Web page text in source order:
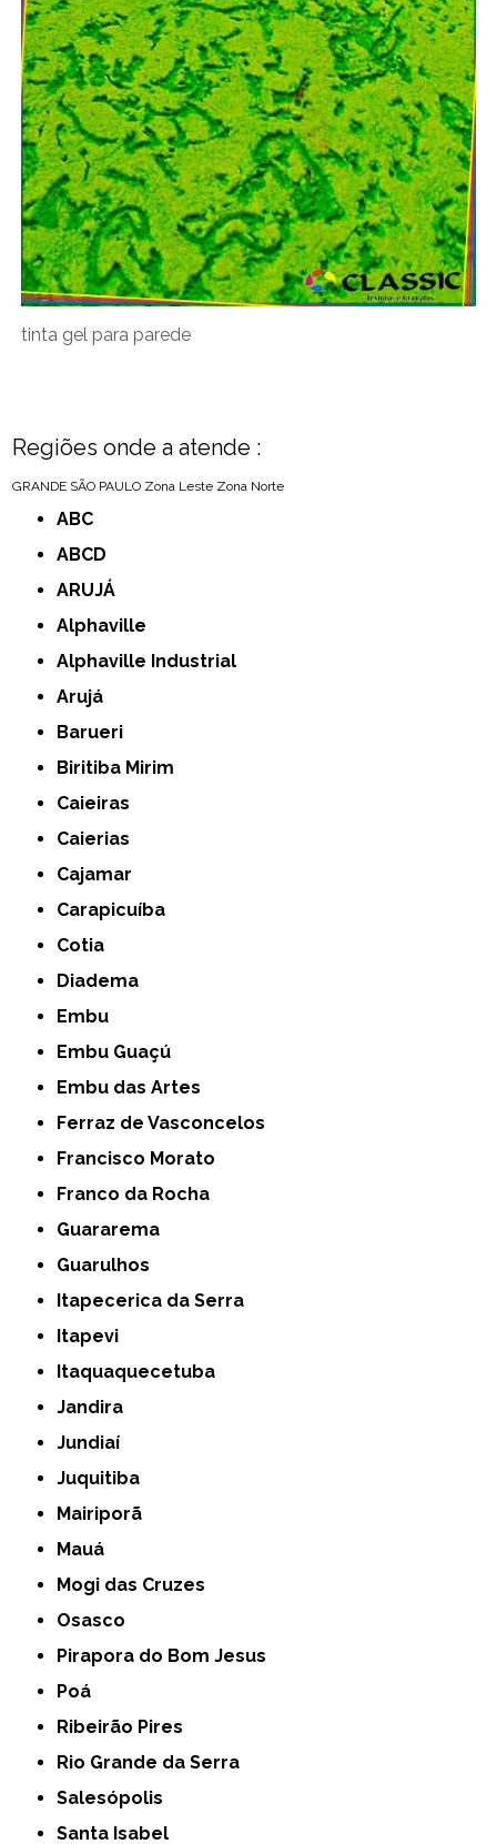
tinta gel para parede
Regiões onde a atende :
GRANDE SÃO PAULO Zona Leste Zona Norte
ABC
ABCD
ARUJÁ
Alphaville
Alphaville Industrial
Arujá
Barueri
Biritiba Mirim
Caieiras
Caierias
Cajamar
Carapicuíba
Cotia
Diadema
Embu
Embu Guaçú
Embu das Artes
Ferraz de Vasconcelos
Francisco Morato
Franco da Rocha
Guararema
Guarulhos
Itapecerica da Serra
Itapevi
Itaquaquecetuba
Jandira
Jundiaí
Juquitiba
Mairiporã
Mauá
Mogi das Cruzes
Osasco
Pirapora do Bom Jesus
Poá
Ribeirão Pires
Rio Grande da Serra
Salesópolis
Santa Isabel